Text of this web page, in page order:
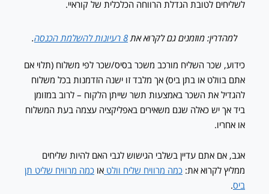
לשליחים לטובת הגדלת הרווחה הכלכלית של קוראיי.
למהדרין: מוזמנים גם לקרוא את8 רעיונות להשלמת הכנסה .
כידוע, שכר השליח מורכב משכר בסיס/שכר לפי משלוח (תלוי אם
אתם בוולט או בתן ביס) אך מלבד זו ישנה הזדמנות בכל משלוח
להגדיל את השכר באמצעות תשר שייתן הלקוח – לרוב במזומן
ביד אך יש כאלה שגם משאירים באפליקציה עצמה בעת המשלוח
או אחריו.
אגב, אם אתם עדיין בשלבי הגישוש לגבי האם להיות שליחים
ממליץ לקרוא את: כמה מרוויח שליח וולט או כמה מרוויח שליט תן
ביס.